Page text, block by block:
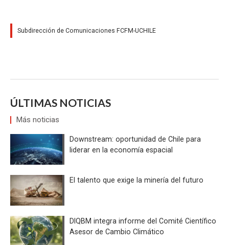
Subdirección de Comunicaciones FCFM-UCHILE
ÚLTIMAS NOTICIAS
Más noticias
Downstream: oportunidad de Chile para
liderar en la economía espacial
El talento que exige la minería del futuro
DIQBM integra informe del Comité Científico
Asesor de Cambio Climático